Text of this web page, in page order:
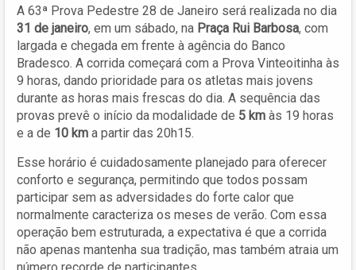
A 63ª Prova Pedestre 28 de Janeiro será realizada no dia
31 de janeiro, em um sábado, na Praça Rui Barbosa, com
largada e chegada em frente à agência do Banco
Bradesco. A corrida começará com a Prova Vinteoitinha às
9 horas, dando prioridade para os atletas mais jovens
durante as horas mais frescas do dia. A sequência das
provas prevê o início da modalidade de 5 km às 19 horas
e a de 10 km a partir das 20h15.
Esse horário é cuidadosamente planejado para oferecer
conforto e segurança, permitindo que todos possam
participar sem as adversidades do forte calor que
normalmente caracteriza os meses de verão. Com essa
operação bem estruturada, a expectativa é que a corrida
não apenas mantenha sua tradição, mas também atraia um
número recorde de participantes.